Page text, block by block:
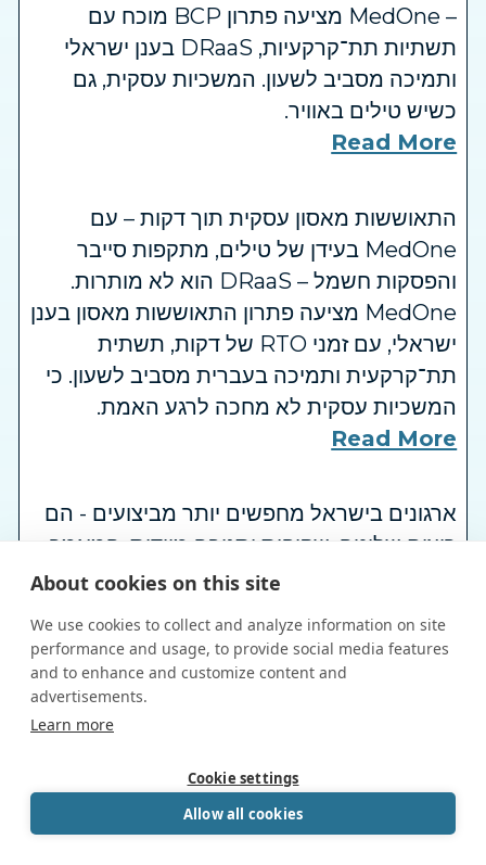
– MedOne מציעה פתרון BCP מוכח עם
תשתיות תת־קרקעיות, DRaaS בענן ישראלי
ותמיכה מסביב לשעון. המשכיות עסקית, גם
כשיש טילים באוויר.
Read More
התאוששות מאסון עסקית תוך דקות – עם
MedOne בעידן של טילים, מתקפות סייבר
והפסקות חשמל – DRaaS הוא לא מותרות.
MedOne מציעה פתרון התאוששות מאסון בענן
ישראלי, עם זמני RTO של דקות, תשתית
תת־קרקעית ותמיכה בעברית מסביב לשעון. כי
המשכיות עסקית לא מחכה לרגע האמת.
Read More
ארגונים בישראל מחפשים יותר מביצועים - הם
רוצים שליטה, שקיפות ותגובה מיידית. המאמר
סוקר את שלושת העקרונות הקריטיים לבחירת
MedOne.
Read More
– זו התשתית שמאחסנת, מגנה ומפעילה את
הנתונים הקריטיים של ישראל והעולם. במאמר
זה תגלו מה בדיוק קורה מאחורי הקלעים, למה
About cookies on this site
We use cookies to collect and analyze information on site
performance and usage, to provide social media features
and to enhance and customize content and
advertisements.
Learn more
Cookie settings
Allow all cookies